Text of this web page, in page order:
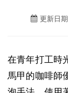
更新日
在青年打工時
馬甲的咖啡師